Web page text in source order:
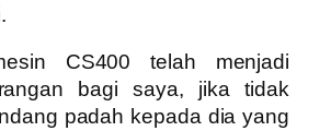
CS400 telah menjadi
bagi saya, jika tidak
padah kepada dia yang